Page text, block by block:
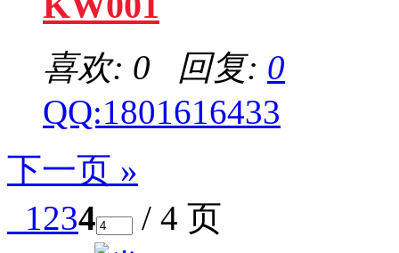
喜欢: 0 回复: 0
QQ:1801616433
下一页 »
1 234 / 4 页